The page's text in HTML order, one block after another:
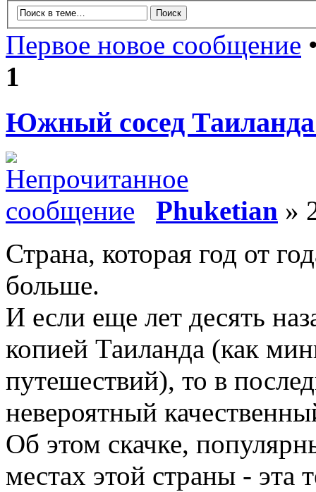
Первое новое сообщение
1
Южный сосед
Phuketian »
Страна, которая год от
больше.
И если еще лет десять
копией Таиланда (как
путешествий), то в
невероятный
Об этом скачке,
местах этой страны - эта